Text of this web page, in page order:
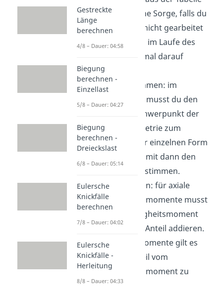
entnehmen. Keine Sorge, falls du
mit dieser noch nicht gearbeitet
hast, wir werden im Laufe des
Videos noch einmal darauf
zurückkommen.
Abstände bestimmen: im
nächsten Schritt musst du den
Abstand vom Schwerpunkt der
gesamten Geometrie zum
Schwerpunkt der einzelnen Form
ermitteln und damit dann den
Steiner-Anteil bestimmen.
Zusammenführen: für axiale
Flächenträgheitsmomente musst
du dazu das Trägheitsmoment
mit dem Steiner-Anteil addieren.
Für Deviationsmomente gilt es
den Steiner-Anteil vom
Flächenträgheitsmoment zu
subtrahieren.
Gestreckte
Länge
berechnen
4/8 – Dauer: 04:58
Biegung
berechnen -
Einzellast
5/8 – Dauer: 04:27
Biegung
berechnen -
Dreieckslast
6/8 – Dauer: 05:14
Eulersche
Knickfälle
berechnen
7/8 – Dauer: 04:02
Eulersche
Knickfälle -
Herleitung
8/8 – Dauer: 04:33